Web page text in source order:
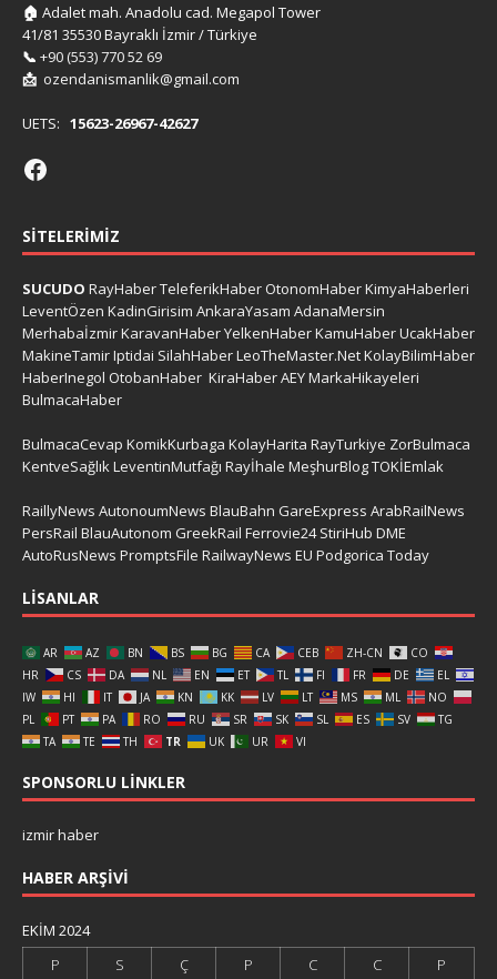
🏠 Adalet mah. Anadolu cad. Megapol Tower
41/81 35530 Bayraklı İzmir / Türkiye
📞 +90 (553) 770 52 69
📩 ozendanismanlik@gmail.com
UETS: 15623-26967-42627
SITELERIMIZ
SUCUDO RayHaberTeleferikHaber OtonomHaberKimyaHaberleri
LeventÖzen KadinGirisim AnkaraYasam AdanaMersin
MerhabaİzmirKaravanHaberYelkenHaberKamuHaberUcakHaber
MakineTamirIptidai SilahHaberLeoTheMaster.NetKolayBilimHaber
HaberInegol OtobanHaber KiraHaberAEYMarkaHikayeleri
BulmacaHaber
BulmacaCevap KomikKurbaga KolayHarita RayTurkiye ZorBulmaca
KentveSağlıkLeventinMutfağı Rayİhale MeşhurBlogTOKİEmlak
RaillyNews AutonoumNews BlauBahn GareExpress ArabRailNews
PersRail BlauAutonom GreekRail Ferrovie24 StiriHub DME
AutoRusNews PromptsFile RailwayNews EU Podgorica Today
LISANLAR
AR AZ BN BS BG CA CEB ZH-CN
CO
HR
CS DA NL EN ET TL FI FR DE
EL
IW
HI IT JA KN KK LV LT MS ML
NO
PL
PT PA RO RU SR SK SL ES SV
TG
TA
TE TH TR UK UR VI
SPONSORLU LINKLER
izmir haber
HABER ARŞIVI
EKIM 2024
P
S Ç P C C P